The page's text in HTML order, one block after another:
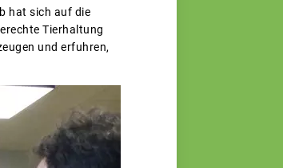
hat sich auf die
Tierhaltung
und erfuhren,